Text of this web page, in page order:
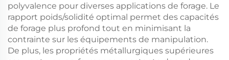
polyvalence pour diverses applications de forage. Le
rapport poids/solidité optimal permet des capacités
de forage plus profond tout en minimisant la
contrainte sur les équipements de manipulation.
De plus, les propriétés métallurgiques supérieures